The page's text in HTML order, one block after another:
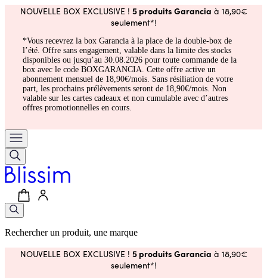
NOUVELLE BOX EXCLUSIVE ! 5 produits Garancia à 18,90€
seulement*!
*Vous recevrez la box Garancia à la place de la double-box de
l’été. Offre sans engagement, valable dans la limite des stocks
disponibles ou jusqu’au 30.08.2026 pour toute commande de la
box avec le code BOXGARANCIA. Cette offre active un
abonnement mensuel de 18,90€/mois. Sans résiliation de votre
part, les prochains prélèvements seront de 18,90€/mois. Non
valable sur les cartes cadeaux et non cumulable avec d’autres
offres promotionnelles en cours.
Rechercher un produit, une marque
NOUVELLE BOX EXCLUSIVE ! 5 produits Garancia à 18,90€
seulement*!